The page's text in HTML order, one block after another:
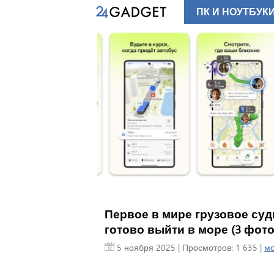
Первое в мире грузовое
готово выйти в море (3
5 ноября 2025 | Просмотров: 1 635 |
ПК И НОУТБУКИ